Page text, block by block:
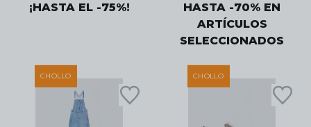
¡HASTA EL -75%!
HASTA -70% EN
ARTÍCULOS
SELECCIONADOS
CHOLLO CHOLLO